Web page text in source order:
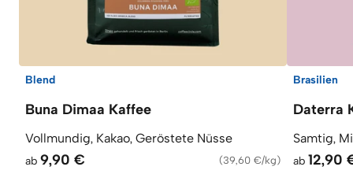
Blend
Buna Dimaa Kaffee
Vollmundig, Kakao, Geröstete Nüsse
ab 9,90 € (39,60 €/kg)
Brasilien
Daterra
Samtig,
ab 12,90